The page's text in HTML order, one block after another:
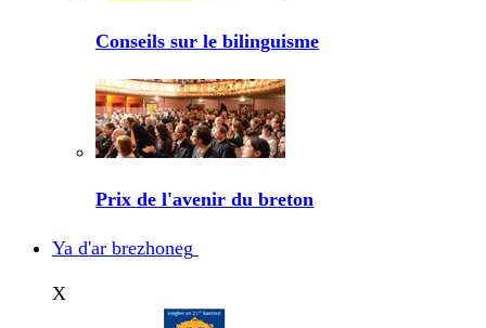
Conseils sur le bilinguisme
Prix de l'avenir du breton
Ya d'ar brezhoneg
X